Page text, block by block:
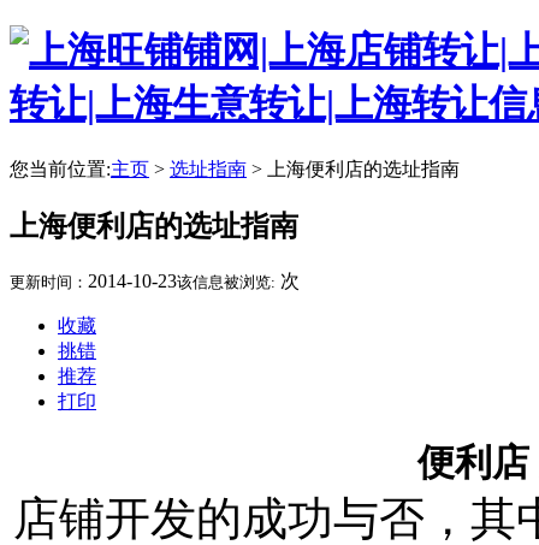
您当前位置:主页 > 选址指南 > 上海便利店的选址指南
上海便利店的选址指南
更新时间： 2014-10-23该信息被浏览: 次
收藏
挑错
推荐
打印
便利店
店铺开发的成功与否，